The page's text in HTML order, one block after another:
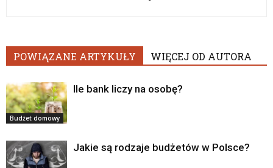
POWIĄZANE ARTYKUŁY WIĘCEJ OD AUTORA
Budżet domowy
Ile bank liczy na osobę?
Jakie są rodzaje budżetów w Polsce?